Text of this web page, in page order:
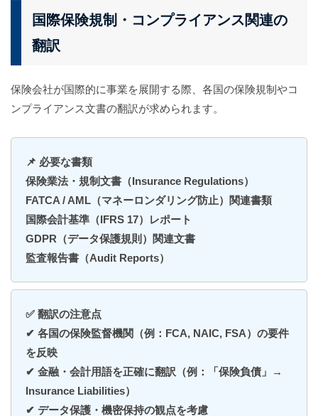
国際保険規制・コンプライアンス関連の
翻訳
保険会社が国際的に事業を展開する際、各国の保険規制やコ
ンプライアンス文書の翻訳が求められます。
📌 必要な書類
保険業法・規制文書（Insurance Regulations）
FATCA / AML（マネーロンダリング防止）関連書類
国際会計基準（IFRS 17）レポート
GDPR（データ保護規則）関連文書
監査報告書（Audit Reports）
✅ 翻訳の注意点
✔ 各国の保険監督機関（例：FCA, NAIC, FSA）の要件
を反映
✔ 金融・会計用語を正確に翻訳（例：「保険負債」→
Insurance Liabilities）
✔ データ保護・機密保持の観点を考慮